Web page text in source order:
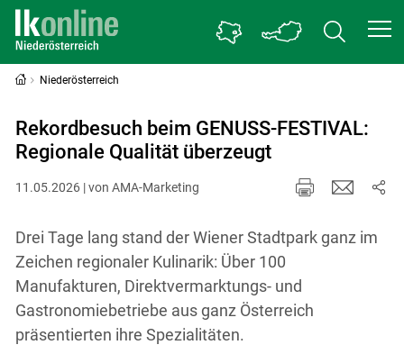
Niederösterreich
Rekordbesuch beim GENUSS-FESTIVAL:
Regionale Qualität überzeugt
11.05.2026 | von AMA-Marketing
Drei Tage lang stand der Wiener Stadtpark ganz im
Zeichen regionaler Kulinarik: Über 100
Manufakturen, Direktvermarktungs- und
Gastronomiebetriebe aus ganz Österreich
präsentierten ihre Spezialitäten.